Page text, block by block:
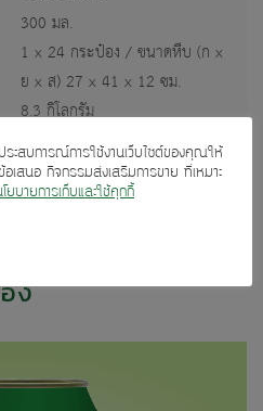
300 มล.
1 x 24 กระป๋อง / ขนาดหีบ (ก x
ย x ส) 27 x 41 x 12 ซม.
8.3 กิโลกรัม
2 ปี
ง
ระสบการณ์การใช้งานเว็บไซต์ของคุณให้
เสนอ กิจกรรมส่งเสริมการขาย ที่เหมาะ
ยบายการเก็บและใช้คุกกี้